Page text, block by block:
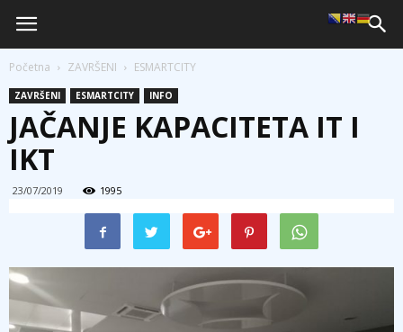
Početna ZAVRŠENI ESMARTCITY
ZAVRŠENI ESMARTCITY INFO
JAČANJE KAPACITETA IT I
IKT
23/07/2019 1995